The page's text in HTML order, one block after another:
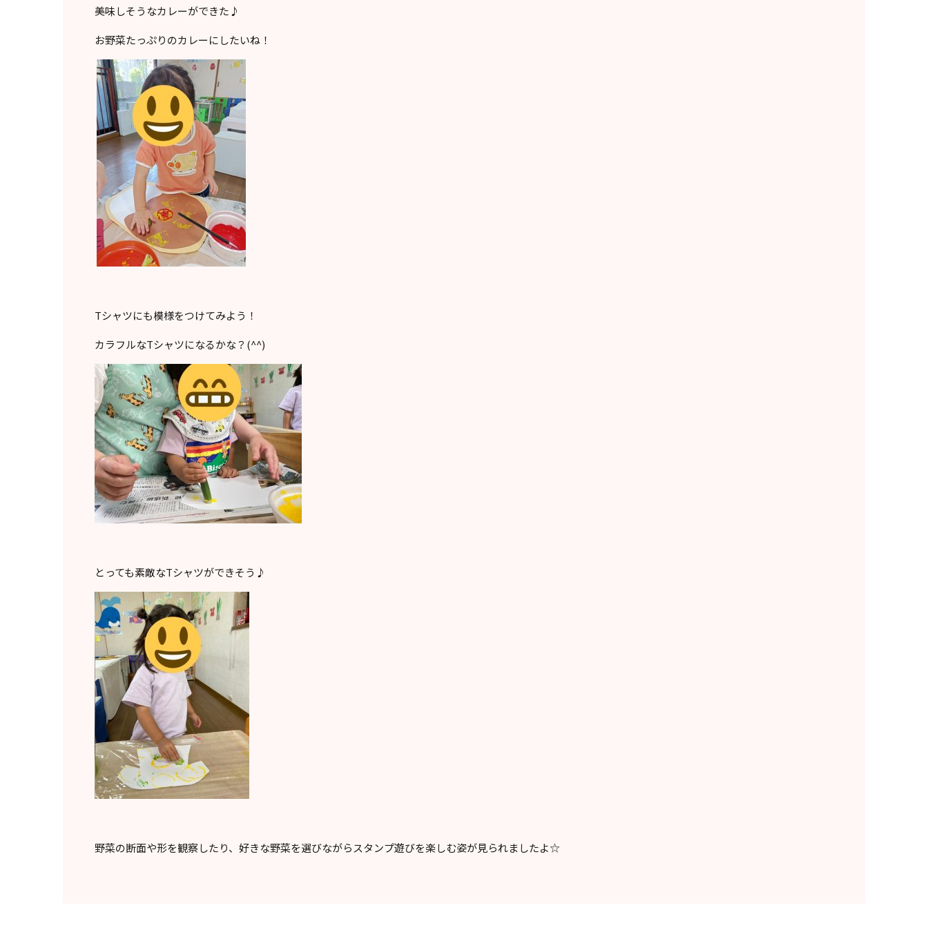
美味しそうなカレーができた♪
お野菜たっぷりのカレーにしたいね！
Tシャツにも模様をつけてみよう！
カラフルなTシャツになるかな？(^^)
とっても素敵なTシャツができそう♪
野菜の断面や形を観察したり、好きな野菜を選びながらスタンプ遊びを楽しむ姿が見られましたよ☆